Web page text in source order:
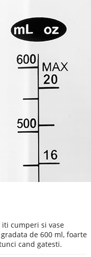
cumperi si vase
de 600 ml, foarte
cand gatesti.